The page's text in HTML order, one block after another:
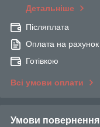
Детальніше
Післяплата
Оплата на рахунок
Готівкою
Всі умови оплати
Умови повернення